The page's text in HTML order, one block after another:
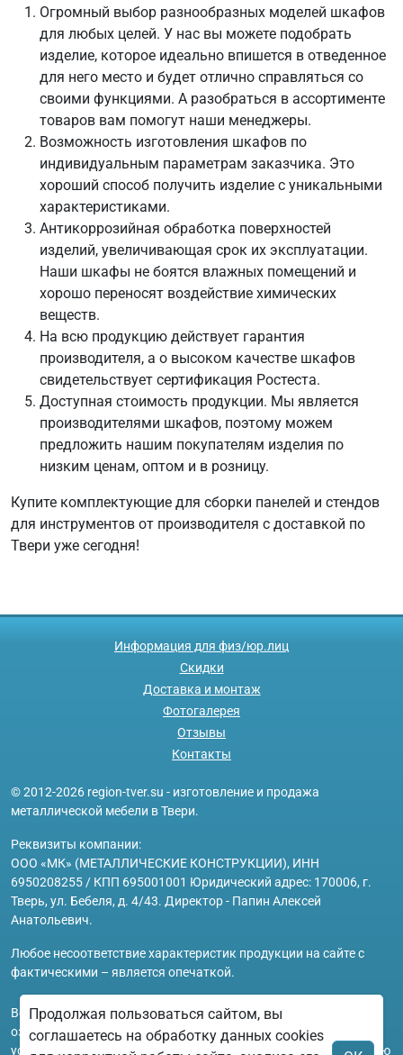
Огромный выбор разнообразных моделей шкафов
для любых целей. У нас вы можете подобрать
изделие, которое идеально впишется в отведенное
для него место и будет отлично справляться со
своими функциями. А разобраться в ассортименте
товаров вам помогут наши менеджеры.
Возможность изготовления шкафов по
индивидуальным параметрам заказчика. Это
хороший способ получить изделие с уникальными
характеристиками.
Антикоррозийная обработка поверхностей
изделий, увеличивающая срок их эксплуатации.
Наши шкафы не боятся влажных помещений и
хорошо переносят воздействие химических
веществ.
На всю продукцию действует гарантия
производителя, а о высоком качестве шкафов
свидетельствует сертификация Ростеста.
Доступная стоимость продукции. Мы является
производителями шкафов, поэтому можем
предложить нашим покупателям изделия по
низким ценам, оптом и в розницу.
Купите комплектующие для сборки панелей и стендов
для инструментов от производителя с доставкой по
Твери уже сегодня!
Информация для физ/юр.лиц
Скидки
Доставка и монтаж
Фотогалерея
Отзывы
Контакты
© 2012-2026 region-tver.su - изготовление и продажа
металлической мебели в Твери.
Реквизиты компании:
ООО «МК» (МЕТАЛЛИЧЕСКИЕ КОНСТРУКЦИИ), ИНН
6950208255 / КПП 695001001 Юридический адрес: 170006, г.
Тверь, ул. Бебеля, д. 4/43. Директор - Папин Алексей
Анатольевич.
Любое несоответствие характеристик продукции на сайте с
фактическими – является опечаткой.
Вся информация на сайте region-tver.su носит исключительно
ознакомительный и справочный характер и ни при каких
условиях не является публичной офертой. Всю дополнительную
Продолжая пользоваться сайтом, вы
соглашаетесь на обработку данных cookies